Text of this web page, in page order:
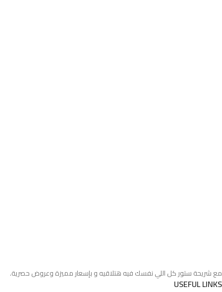
مع شريحة ستور كل اللي نفسك فيه هتلاقيه و بإسعار مميزة وعروض حصرية.
USEFUL LINKS